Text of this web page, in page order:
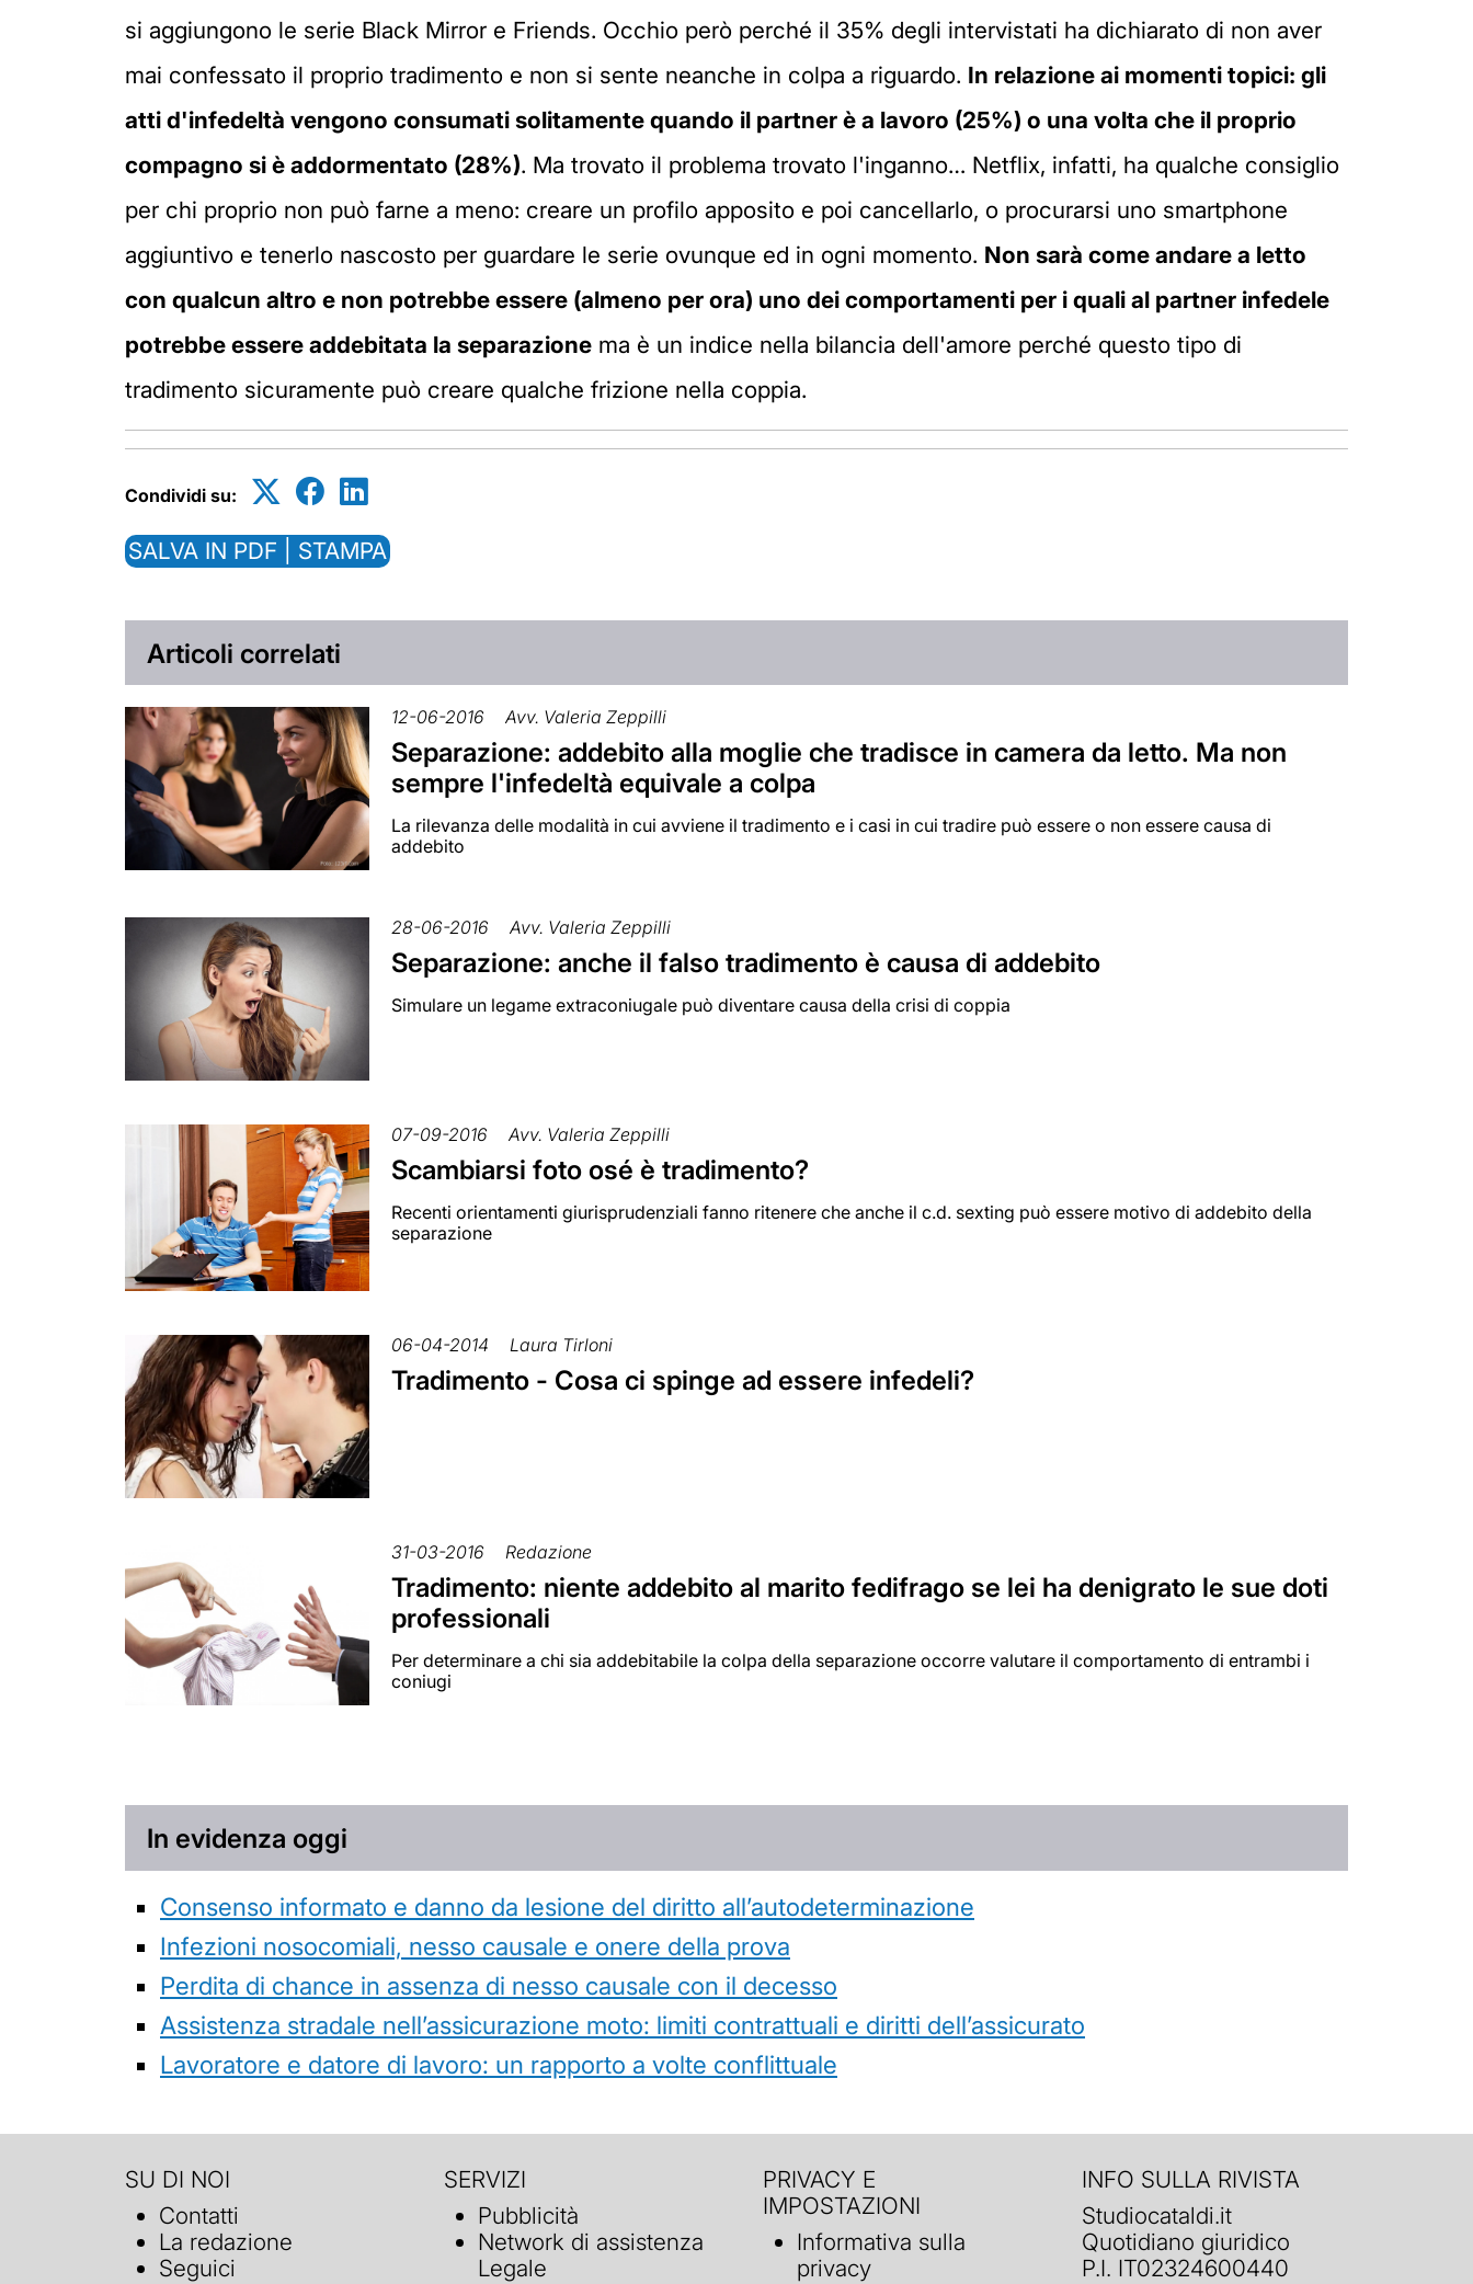
si aggiungono le serie Black Mirror e Friends. Occhio però perché il 35% degli intervistati ha dichiarato di non aver
mai confessato il proprio tradimento e non si sente neanche in colpa a riguardo. In relazione ai momenti topici: gli
atti d'infedeltà vengono consumati solitamente quando il partner è a lavoro (25%) o una volta che il proprio
compagno si è addormentato (28%). Ma trovato il problema trovato l'inganno… Netflix, infatti, ha qualche consiglio
per chi proprio non può farne a meno: creare un profilo apposito e poi cancellarlo, o procurarsi uno smartphone
aggiuntivo e tenerlo nascosto per guardare le serie ovunque ed in ogni momento. Non sarà come andare a letto
con qualcun altro e non potrebbe essere (almeno per ora) uno dei comportamenti per i quali al partner infedele
potrebbe essere addebitata la separazione ma è un indice nella bilancia dell'amore perché questo tipo di
tradimento sicuramente può creare qualche frizione nella coppia.
Condividi su:
SALVA IN PDF | STAMPA
Articoli correlati
12-06-2016 Avv. Valeria Zeppilli
Separazione: addebito alla moglie che tradisce in camera da letto. Ma non
sempre l'infedeltà equivale a colpa
La rilevanza delle modalità in cui avviene il tradimento e i casi in cui tradire può essere o non essere causa di
addebito
28-06-2016 Avv. Valeria Zeppilli
Separazione: anche il falso tradimento è causa di addebito
Simulare un legame extraconiugale può diventare causa della crisi di coppia
07-09-2016 Avv. Valeria Zeppilli
Scambiarsi foto osé è tradimento?
Recenti orientamenti giurisprudenziali fanno ritenere che anche il c.d. sexting può essere motivo di addebito della
separazione
06-04-2014 Laura Tirloni
Tradimento - Cosa ci spinge ad essere infedeli?
31-03-2016 Redazione
Tradimento: niente addebito al marito fedifrago se lei ha denigrato le sue doti
professionali
Per determinare a chi sia addebitabile la colpa della separazione occorre valutare il comportamento di entrambi i
coniugi
In evidenza oggi
Consenso informato e danno da lesione del diritto all’autodeterminazione
Infezioni nosocomiali, nesso causale e onere della prova
Perdita di chance in assenza di nesso causale con il decesso
Assistenza stradale nell’assicurazione moto: limiti contrattuali e diritti dell’assicurato
Lavoratore e datore di lavoro: un rapporto a volte conflittuale
SU DI NOI
Contatti
La redazione
Seguici
SERVIZI
Pubblicità
Network di assistenza
Legale
PRIVACY E
IMPOSTAZIONI
Informativa sulla
privacy
INFO SULLA RIVISTA
Studiocataldi.it
Quotidiano giuridico
P.I. IT02324600440